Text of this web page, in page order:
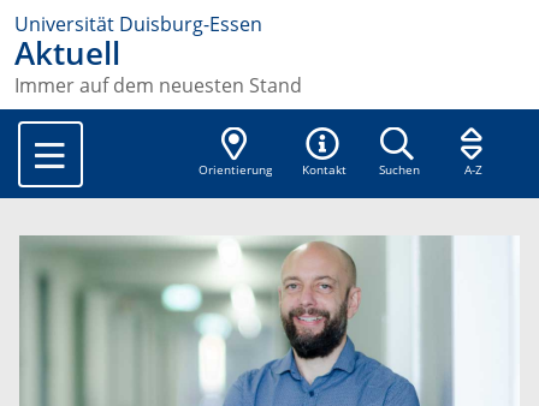
Universität Duisburg-Essen
Aktuell
Immer auf dem neuesten Stand
Orientierung Kontakt Suchen A-Z